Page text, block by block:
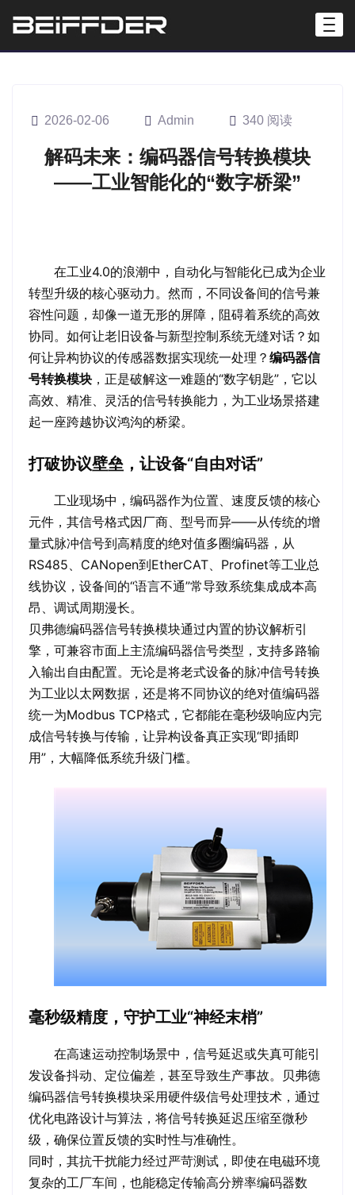
2026-02-06 Admin 340 阅读
解码未来：编码器信号转换模块
——工业智能化的“数字桥梁”
在工业4.0的浪潮中，自动化与智能化已成为企业
转型升级的核心驱动力。然而，不同设备间的信号兼
容性问题，却像一道无形的屏障，阻碍着系统的高效
协同。如何让老旧设备与新型控制系统无缝对话？如
何让异构协议的传感器数据实现统一处理？ 编码器信
号转换模块 ，正是破解这一难题的“数字钥匙”，它以
高效、精准、灵活的信号转换能力，为工业场景搭建
起一座跨越协议鸿沟的桥梁。
打破协议壁垒，让设备“自由对话”
工业现场中，编码器作为位置、速度反馈的核心
元件，其信号格式因厂商、型号而异——从传统的增
量式脉冲信号到高精度的绝对值多圈编码器，从
RS485、CANopen到EtherCAT、Profinet等工业总
线协议，设备间的“语言不通”常导致系统集成成本高
昂、调试周期漫长。
贝弗德编码器信号转换模块通过内置的协议解析引
擎，可兼容市面上主流编码器信号类型，支持多路输
入输出自由配置。无论是将老式设备的脉冲信号转换
为工业以太网数据，还是将不同协议的绝对值编码器
统一为Modbus TCP格式，它都能在毫秒级响应内完
成信号转换与传输，让异构设备真正实现“即插即
用”，大幅降低系统升级门槛。
毫秒级精度，守护工业“神经末梢”
在高速运动控制场景中，信号延迟或失真可能引
发设备抖动、定位偏差，甚至导致生产事故。贝弗德
编码器信号转换模块采用硬件级信号处理技术，通过
优化电路设计与算法，将信号转换延迟压缩至微秒
级，确保位置反馈的实时性与准确性。
同时，其抗干扰能力经过严苛测试，即使在电磁环境
复杂的工厂车间，也能稳定传输高分辨率编码器数